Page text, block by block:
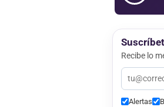
Recibe lo
Alertas